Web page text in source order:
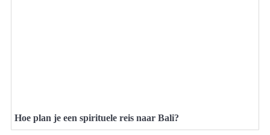
Hoe plan je een spirituele reis naar Bali?